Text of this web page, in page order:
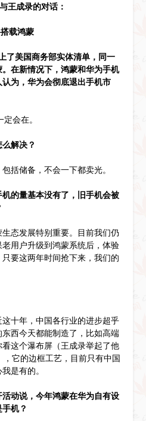
王成录的对话：
载鸿蒙
了美国商务部实体清单，同一
在新情况下，鸿蒙和华为手机
为，华为会彻底退出手机市
会在。
么解决？
括储备，不会一下都卖光。
机的量基本没有了，旧手机会被
态发展特别重要。目前我们仍
用户升级到鸿蒙系统后，体验
要这两年时间抢下来，我们的
十年，中国各行业的进步超乎
西今天都能制造了，比如高端
这个瀑布屏（王成录举起了他
它的边框工艺，目前只有中国
是有的。
活动说，今年鸿蒙在华为自有设
机？